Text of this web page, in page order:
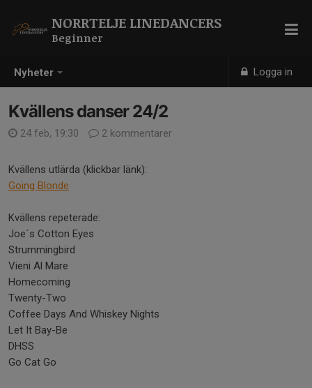
Nyheter Logga in
NORRTELJE LINEDANCERS
Beginner
Kvällens danser 24/2
24 feb, 19:30 2 kommentarer
Kvällens utlärda (klickbar länk):
Going Blonde
Kvällens repeterade:
Joe´s Cotton Eyes
Strummingbird
Vieni Al Mare
Homecoming
Twenty-Two
Coffee Days And Whiskey Nights
Let It Bay-Be
DHSS
Go Cat Go